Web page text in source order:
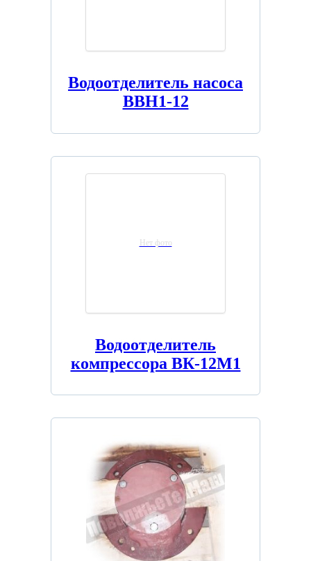
Водоотделитель насоса
ВВН1-12
Нет фото
Водоотделитель
компрессора ВК-12М1